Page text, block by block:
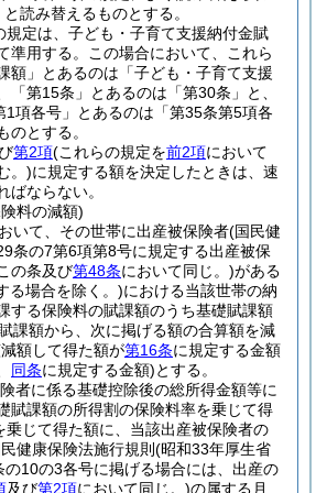
読み替えるものとする。
規定は、子ども・子育て支援納付金賦
準用する。
この場合において、これら
額」とあるのは「子ども・子育て支援
「第15条」とあるのは「第30条」と、
1項各号」とあるのは「第35条第5項各
のとする。
第2項(これらの規定を前2項において
。)に規定する額を決定したときは、速
ばならない。
料の減額)
いて、その世帯に出産被保険者(国民健
条の7第6項第8号に規定する出産被保
の条及び第48条において同じ。)がある
る場合を除く。)における当該世帯の納
する保険料の賦課額のうち基礎賦課額
課額から、次に掲げる額の合算額を減
額して得た額が第16条に規定する金額
同条に規定する金額)とする。
者に係る基礎控除後の総所得金額等に
賦課額の所得割の保険料率を乗じて得
乗じて得た額に、当該出産被保険者の
健康保険法施行規則 (昭和33年厚生省
の10の3各号に掲げる場合には、出産の
及び第2項において同じ。)の属する月